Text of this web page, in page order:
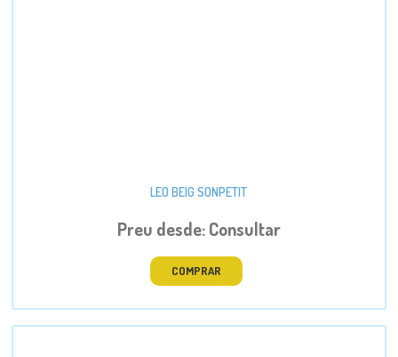
LEO BEIG SONPETIT
Preu desde: Consultar
COMPRAR